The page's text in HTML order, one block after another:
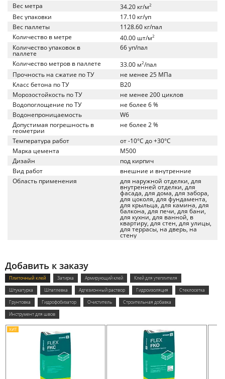
Вес метра 34.20 кг/м2
Вес упаковки
17.10 кг/уп
Вес паллеты
1128.60 кг/пал
Количество в метре
40.00 шт/м2
Количество упаковок в
паллете
66 уп/пал
Количество метров в паллете 33.00 м2/пал
Прочность на сжатие по ТУ
не менее 25 МПа
Класс бетона по ТУ
B20
Морозостойкость по ТУ
не менее 200 циклов
Водопоглощение по ТУ
не более 6 %
Водонепроницаемость
W6
Допустимая погрешность в
геометрии
не более 2 %
Температура работ
от -10°C до +30°C
Марка цемента
M500
Дизайн
под кирпич
Вид работ
внешние и внутренние
Область применения
для наружной отделки, для
внутренней отделки, для
фасада, для дома, для забора,
для цоколя, для фундамента,
для крыльца, для камина, для
балкона, для печи, для бани,
для кухни, для ванной, в
квартиру, для стен, для улицы,
для террасы, на дверь, на
стену
Добавить к заказу
Плиточный клей Затирка Армирующий клей
Клей для утеплителя
Штукатурка
Шпатлевка Адгезионный раствор Гидроизоляция
Стеклосетка
Грунтовка
Гидрофобизатор Очиститель
Строительная добавка
Инструмент для швов
ХИТ